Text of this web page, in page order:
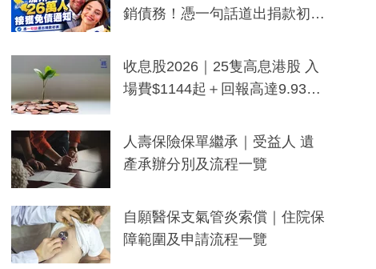
銷債務！憑一句話道出捐款初
一度被誤當詐騙手段
收息股2026｜25隻高息港股 入
場費$1144起＋回報高達9.93
人壽保險保單繼承｜受益人 遺
產承辦分別及流程一覽
自願醫保支氣管炎索償｜住院保
障範圍及申請流程一覽